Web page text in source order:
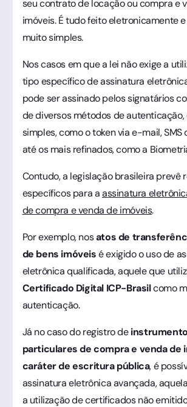
seu contrato de locação ou compra e
imóveis. É tudo feito eletronicamente
muito simples.
Nos casos em que a lei não exige a
tipo específico de assinatura
pode ser assinado pelos signatários
de diversos métodos de autenticação,
simples, como o token via e-mail, SMS
até os mais refinados, como a
Contudo, a legislação brasileira prevê
específicos para aassinatura
de compra e venda de imóveis.
Por exemplo, nosatos de
de bens imóveisé exigido o uso de
eletrônica qualificada, aquele que
Certificado Digital ICP-Brasilcomo
autenticação.
Já no caso do registro de
particulares de compra e venda de
caráter de escritura pública, é
assinatura eletrônica avançada,
a utilização de certificados não